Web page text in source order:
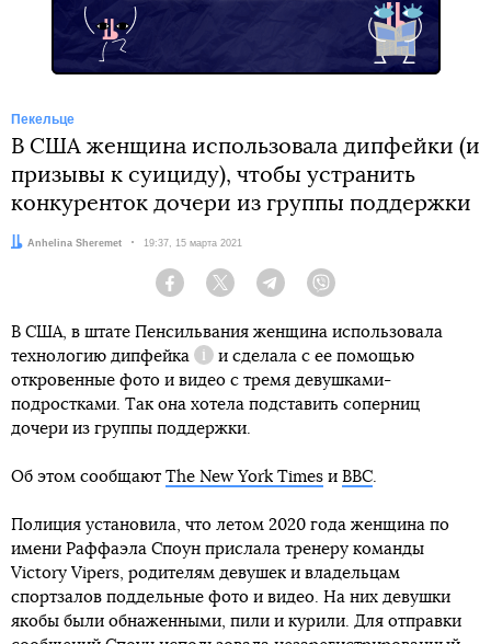
Пекельце
В США женщина использовала дипфейки (и
призывы к суициду), чтобы устранить
конкуренток дочери из группы поддержки
Автор:
Anhelina Sheremet Дата:
19:37, 15 марта 2021
Facebook Twitter Telegram
В США, в штате Пенсильвания женщина использовала
технологию дипфейка
Справка
и сделала с ее помощью
откровенные фото и видео с тремя девушками-
подростками. Так она хотела подставить соперниц
дочери из группы поддержки.
Об этом сообщают The New York Times и BBC
Полиция установила, что летом 2020 года женщина по
имени Раффаэла Споун прислала тренеру команды
Victory Vipers, родителям девушек и владельцам
спортзалов поддельные фото и видео. На них девушки
якобы были обнаженными, пили и курили. Для отправки